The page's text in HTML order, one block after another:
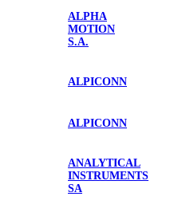
ALPHA
MOTION
S.A.
ALPICONN
ALPICONN
ANALYTICAL
INSTRUMENTS
SA